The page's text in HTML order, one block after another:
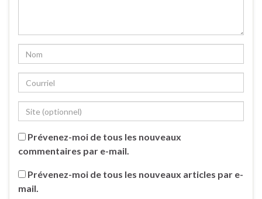
Prévenez-moi de tous les nouveaux
commentaires par e-mail.
Prévenez-moi de tous les nouveaux articles par e-
mail.